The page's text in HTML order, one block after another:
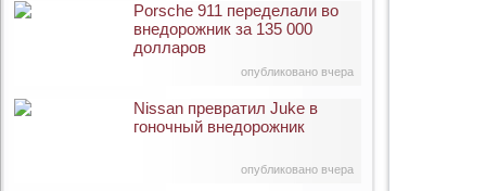
опубликовано вчера
Porsche 911 переделали во
внедорожник за 135 000
долларов
опубликовано вчера
Nissan превратил Juke в
гоночный внедорожник